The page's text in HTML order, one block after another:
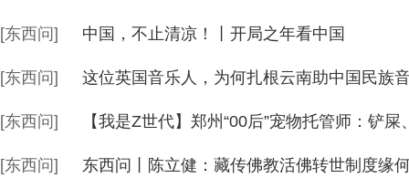
[东西问] 中国，不止清凉！丨开局之年看中国
[东西问] 这位英国音乐人，为何扎根云南助中国民族
[东西问] 【我是Z世代】郑州“00后”宠物托管师：铲
[东西问] 东西问丨陈立健：藏传佛教活佛转世制度缘